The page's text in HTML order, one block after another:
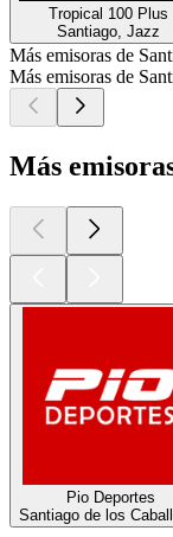
Tropical 100 Plus
Santiago, Jazz
Más emisoras de
Más emisoras de
Más
Pio Deportes
Santiago de los